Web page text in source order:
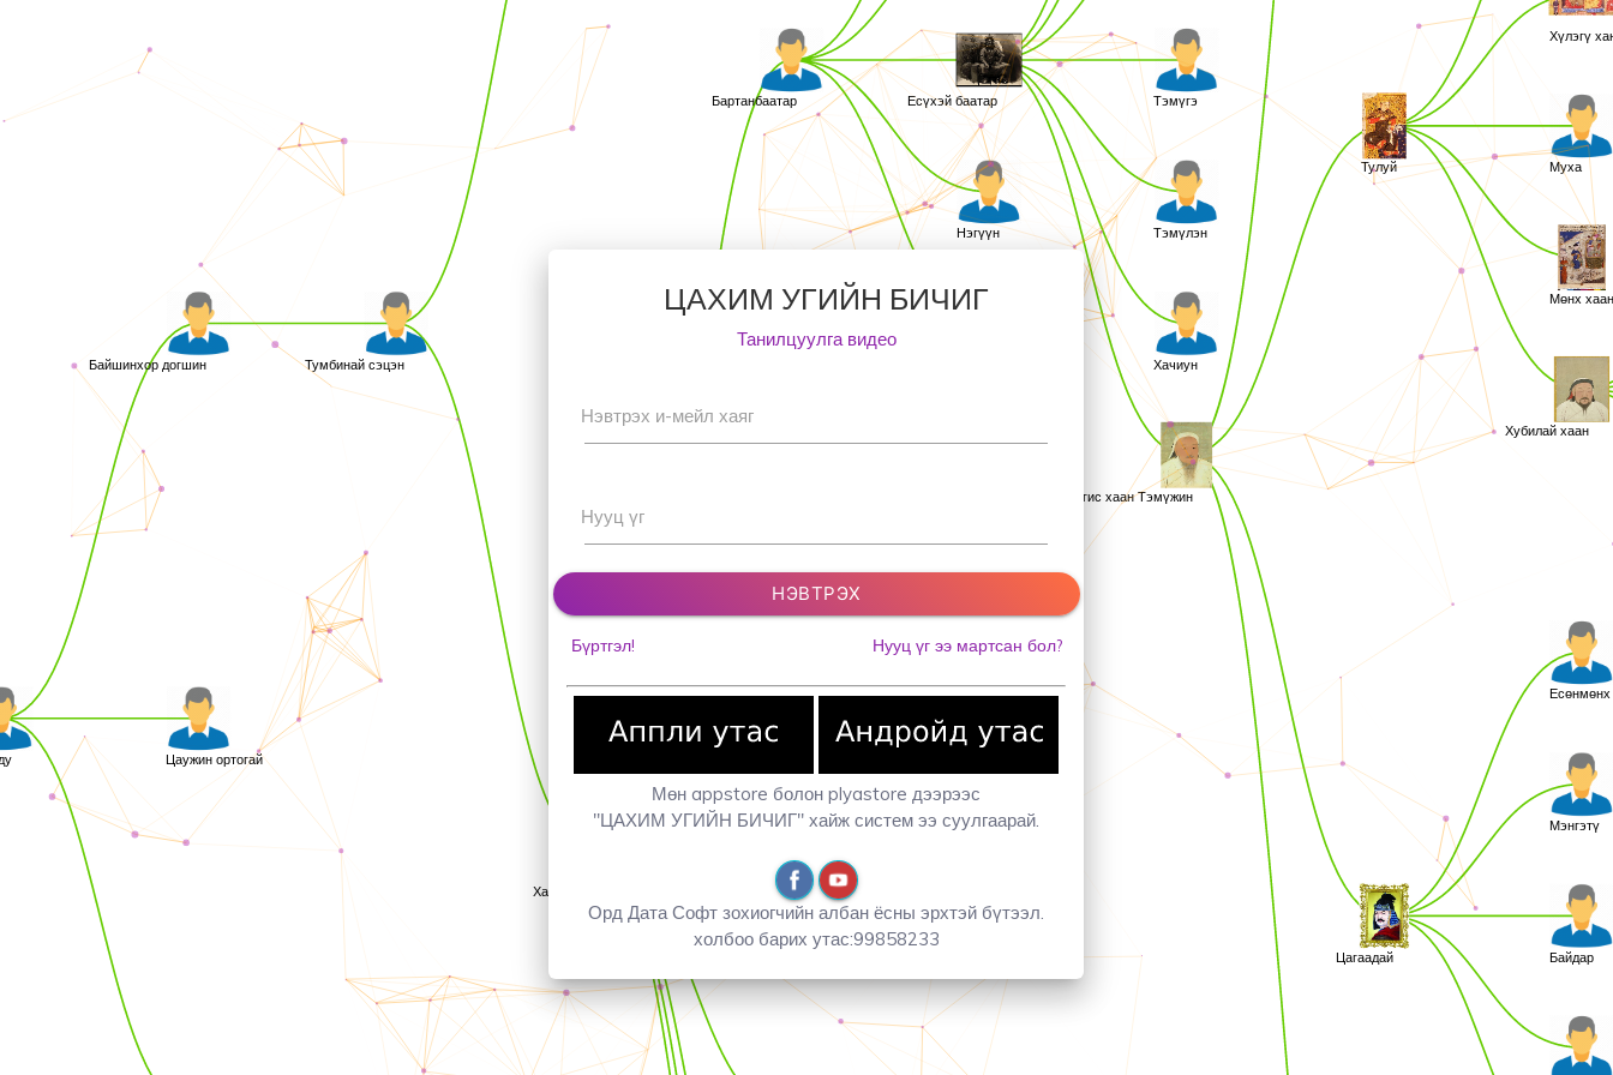
ЦАХИМ УГИЙН БИЧИГ
Танилцуулга видео
Нэвтрэх и-мейл хаяг
Нууц үг
Бүртгэл! Нууц үг ээ мартсан бол?
Мөн appstore болон plyastore дээрээс
"ЦАХИМ УГИЙН БИЧИГ" хайж систем ээ суулгаарай.
Орд Дата Софт зохиогчийн албан ёсны эрхтэй бүтээл.
холбоо барих утас:99858233